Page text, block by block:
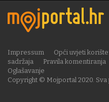
Copyright © Mojportal 2020. Sva
Impressum Opći uvjeti
sadržaja
Pravila komentiranja
Oglašavanje